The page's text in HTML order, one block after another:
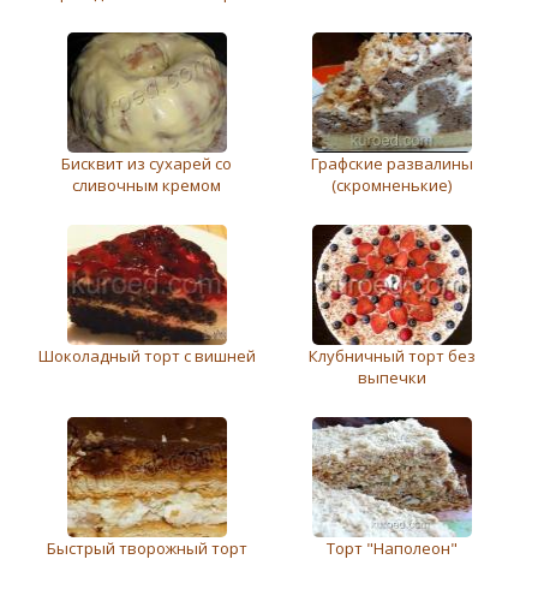
Бисквит из сухарей со
сливочным кремом
Графские развалины
(скромненькие)
Шоколадный торт с вишней
Клубничный торт без
выпечки
Быстрый творожный торт Торт "Наполеон"